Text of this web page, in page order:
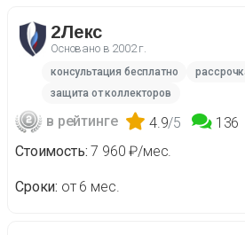
2Лекс
Основано в 2002 г.
консультация бесплатно
защита от коллекторов
в рейтинге 4.9/5
136
Стоимость 7 960 ₽/мес.
Сроки от 6 мес.